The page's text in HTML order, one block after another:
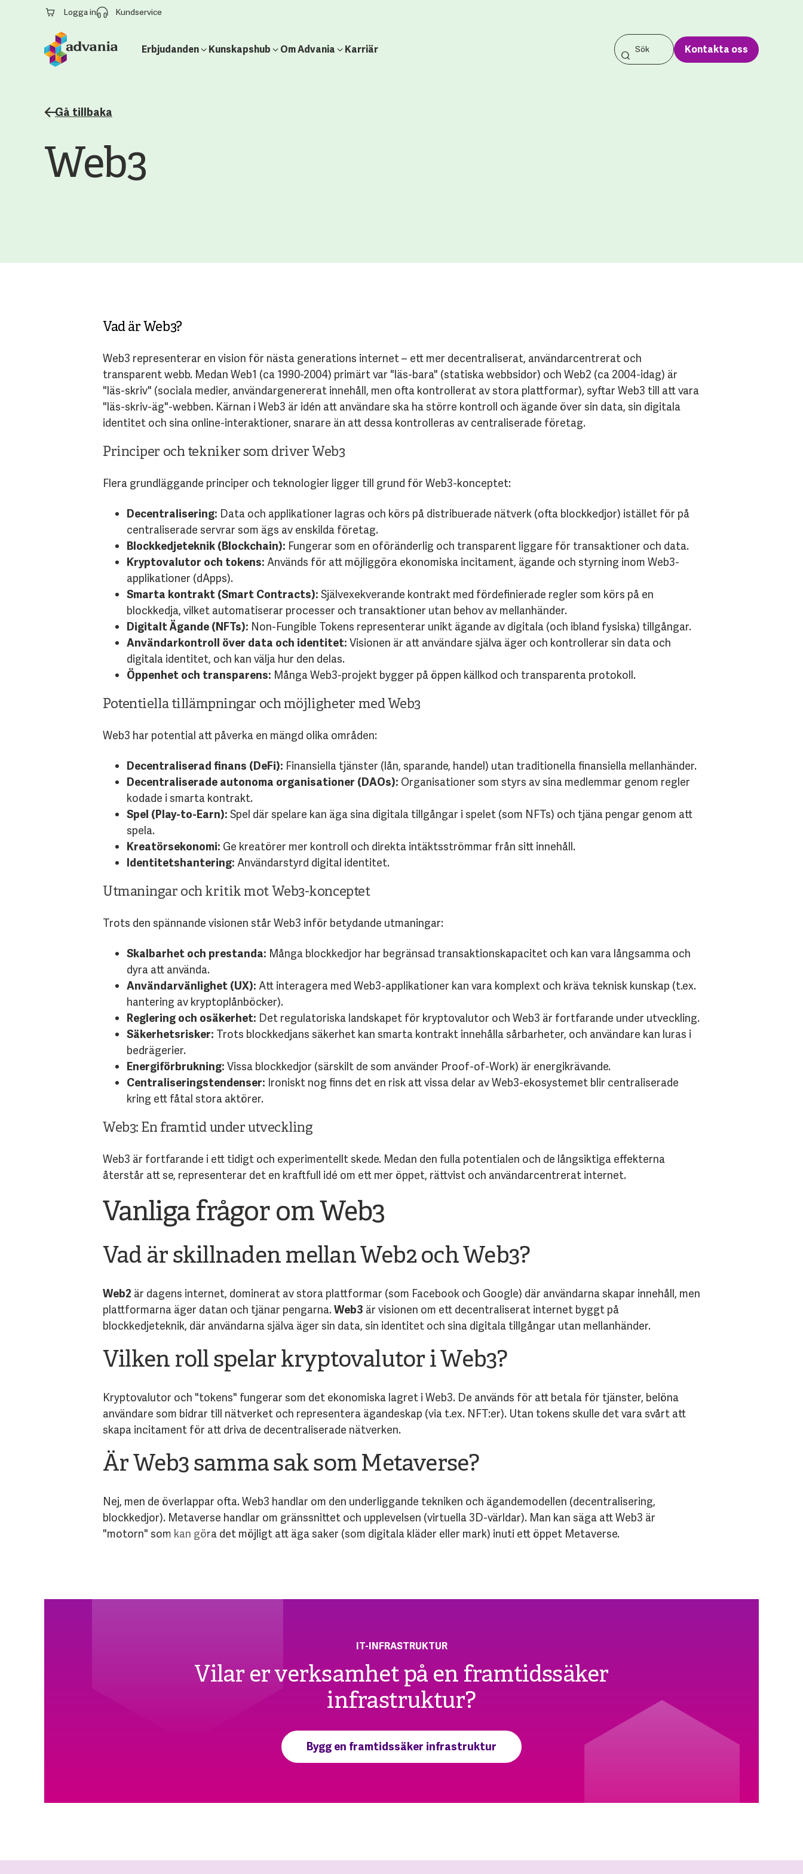
Logga in Kundservice
Erbjudanden Kunskapshub Om Advania Karriär Kontakta oss
Gå tillbaka
Web3
Vad är Web3?
Web3 representerar en vision för nästa generations internet – ett mer decentraliserat, användarcentrerat och
transparent webb. Medan Web1 (ca 1990-2004) primärt var "läs-bara" (statiska webbsidor) och Web2 (ca 2004-idag) är
"läs-skriv" (sociala medier, användargenererat innehåll, men ofta kontrollerat av stora plattformar), syftar Web3 till att vara
"läs-skriv-äg"-webben. Kärnan i Web3 är idén att användare ska ha större kontroll och ägande över sin data, sin digitala
identitet och sina online-interaktioner, snarare än att dessa kontrolleras av centraliserade företag.
Principer och tekniker som driver Web3
Flera grundläggande principer och teknologier ligger till grund för Web3-konceptet:
Decentralisering: Data och applikationer lagras och körs på distribuerade nätverk (ofta blockkedjor) istället för på
centraliserade servrar som ägs av enskilda företag.
Blockkedjeteknik (Blockchain): Fungerar som en oföränderlig och transparent liggare för transaktioner och data.
Kryptovalutor och tokens: Används för att möjliggöra ekonomiska incitament, ägande och styrning inom Web3-
applikationer (dApps).
Smarta kontrakt (Smart Contracts): Självexekverande kontrakt med fördefinierade regler som körs på en
blockkedja, vilket automatiserar processer och transaktioner utan behov av mellanhänder.
Digitalt Ägande (NFTs): Non-Fungible Tokens representerar unikt ägande av digitala (och ibland fysiska) tillgångar.
Användarkontroll över data och identitet: Visionen är att användare själva äger och kontrollerar sin data och
digitala identitet, och kan välja hur den delas.
Öppenhet och transparens: Många Web3-projekt bygger på öppen källkod och transparenta protokoll.
Potentiella tillämpningar och möjligheter med Web3
Web3 har potential att påverka en mängd olika områden:
Decentraliserad finans (DeFi): Finansiella tjänster (lån, sparande, handel) utan traditionella finansiella mellanhänder.
Decentraliserade autonoma organisationer (DAOs): Organisationer som styrs av sina medlemmar genom regler
kodade i smarta kontrakt.
Spel (Play-to-Earn): Spel där spelare kan äga sina digitala tillgångar i spelet (som NFTs) och tjäna pengar genom att
spela.
Kreatörsekonomi: Ge kreatörer mer kontroll och direkta intäktsströmmar från sitt innehåll.
Identitetshantering: Användarstyrd digital identitet.
Utmaningar och kritik mot Web3-konceptet
Trots den spännande visionen står Web3 inför betydande utmaningar:
Skalbarhet och prestanda: Många blockkedjor har begränsad transaktionskapacitet och kan vara långsamma och
dyra att använda.
Användarvänlighet (UX): Att interagera med Web3-applikationer kan vara komplext och kräva teknisk kunskap (t.ex.
hantering av kryptoplånböcker).
Reglering och osäkerhet: Det regulatoriska landskapet för kryptovalutor och Web3 är fortfarande under utveckling.
Säkerhetsrisker: Trots blockkedjans säkerhet kan smarta kontrakt innehålla sårbarheter, och användare kan luras i
bedrägerier.
Energiförbrukning: Vissa blockkedjor (särskilt de som använder Proof-of-Work) är energikrävande.
Centraliseringstendenser: Ironiskt nog finns det en risk att vissa delar av Web3-ekosystemet blir centraliserade
kring ett fåtal stora aktörer.
Web3: En framtid under utveckling
Web3 är fortfarande i ett tidigt och experimentellt skede. Medan den fulla potentialen och de långsiktiga effekterna
återstår att se, representerar det en kraftfull idé om ett mer öppet, rättvist och användarcentrerat internet.
Vanliga frågor om Web3
Vad är skillnaden mellan Web2 och Web3?
Web2 är dagens internet, dominerat av stora plattformar (som Facebook och Google) där användarna skapar innehåll, men
plattformarna äger datan och tjänar pengarna.Web3 är visionen om ett decentraliserat internet byggt på
blockkedjeteknik, där användarna själva äger sin data, sin identitet och sina digitala tillgångar utan mellanhänder.
Vilken roll spelar kryptovalutor i Web3?
Kryptovalutor och "tokens" fungerar som det ekonomiska lagret i Web3. De används för att betala för tjänster, belöna
användare som bidrar till nätverket och representera ägandeskap (via t.ex. NFT:er). Utan tokens skulle det vara svårt att
skapa incitament för att driva de decentraliserade nätverken.
Är Web3 samma sak som Metaverse?
Nej, men de överlappar ofta. Web3 handlar om den underliggande tekniken och ägandemodellen (decentralisering,
blockkedjor). Metaverse handlar om gränssnittet och upplevelsen (virtuella 3D-världar). Man kan säga att Web3 är
"motorn" som kan göra det möjligt att äga saker (som digitala kläder eller mark) inuti ett öppet Metaverse.
IT-INFRASTRUKTUR
Vilar er verksamhet på en framtidssäker
infrastruktur?
Bygg en framtidssäker infrastruktur